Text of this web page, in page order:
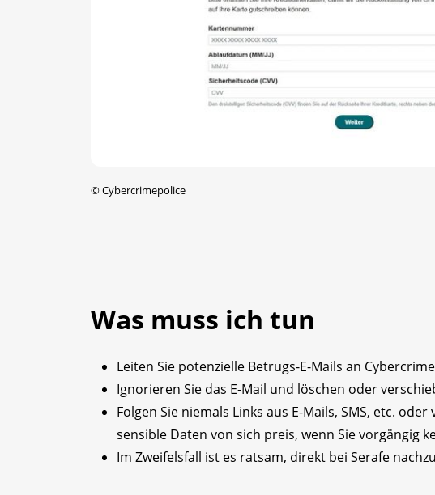
©Cybercrimepolice
Was muss ich tun
Leiten Sie potenzielle Betrugs-E-Mails an
Ignorieren Sie das E-Mail und löschen oder
Folgen Sie niemals Links aus E-Mails, SMS, etc.
sensible Daten von sich preis, wenn Sie vorgängig
Im Zweifelsfall ist es ratsam, direkt bei Serafe